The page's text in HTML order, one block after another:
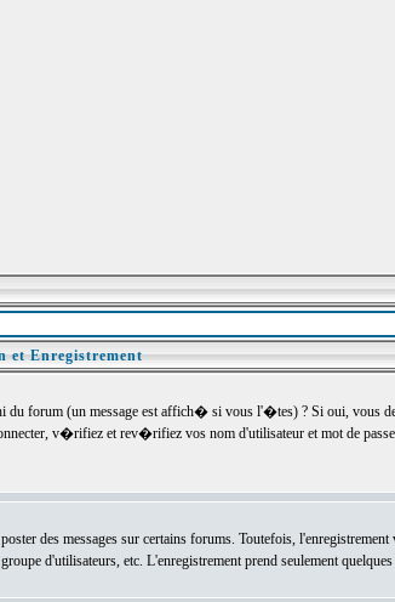
et Enregistrement
(un message est affich� si vous l'�tes) ? Si oui, vous
v�rifiez et rev�rifiez vos nom d'utilisateur et mot de
des messages sur certains forums. Toutefois,
d'utilisateurs, etc. L'enregistrement prend seulement